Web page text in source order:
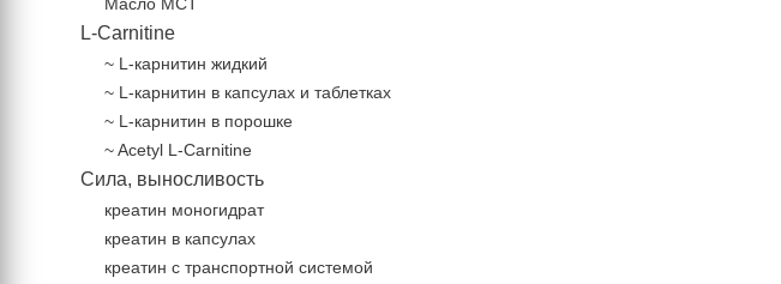
L-Carnitine
~ L-карнитин жидкий
~ L-карнитин в капсулах и таблетках
~ L-карнитин в порошке
~ Acetyl L-Carnitine
Сила, выносливость
креатин моногидрат
креатин в капсулах
креатин с транспортной системой